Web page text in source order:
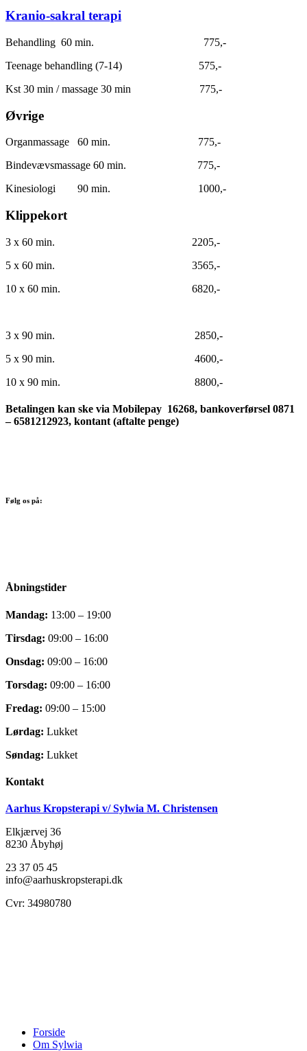
Kranio-sakral terapi
Behandling 60 min. 775,-
Teenage behandling (7-14) 575,-
Kst 30 min / massage 30 min 775,-
Øvrige
Organmassage 60 min. 775,-
Bindevævsmassage 60 min. 775,-
Kinesiologi 90 min. 1000,-
Klippekort
3 x 60 min. 2205,-
5 x 60 min. 3565,-
10 x 60 min. 6820,-
3 x 90 min. 2850,-
5 x 90 min. 4600,-
10 x 90 min. 8800,-
Betalingen kan ske via Mobilepay 16268, bankoverførsel 0871
– 6581212923, kontant (aftalte penge)
Følg os på:
Åbningstider
Mandag: 13:00 – 19:00
Tirsdag: 09:00 – 16:00
Onsdag: 09:00 – 16:00
Torsdag: 09:00 – 16:00
Fredag: 09:00 – 15:00
Lørdag: Lukket
Søndag: Lukket
Kontakt
Aarhus Kropsterapi v/ Sylwia M. Christensen
Elkjærvej 36
8230 Åbyhøj
23 37 05 45
info@aarhuskropsterapi.dk
Cvr: 34980780
Close
Menu
Forside
Om Sylwia